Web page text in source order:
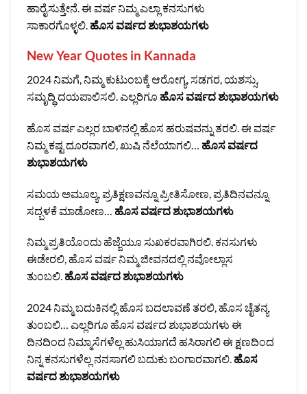
ಹಾರೈಸುತ್ತೇನೆ. ಈ ವರ್ಷ ನಿಮ್ಮ ಎಲ್ಲಾ ಕನಸುಗಳು
ಸಾಕಾರಗೊಳ್ಳಲಿ. ಹೊಸ ವರ್ಷದ ಶುಭಾಶಯಗಳು
New Year Quotes in Kannada
2024 ನಿಮಗೆ, ನಿಮ್ಮ ಕುಟುಂಬಕ್ಕೆ ಆರೋಗ್ಯ, ಸಡಗರ, ಯಶಸ್ಸು,
ಸಮೃದ್ಧಿ ದಯಪಾಲಿಸಲಿ. ಎಲ್ಲರಿಗೂ ಹೊಸ ವರ್ಷದ ಶುಭಾಶಯಗಳು
ಹೊಸ ವರ್ಷ ಎಲ್ಲರ ಬಾಳಿನಲ್ಲಿ ಹೊಸ ಹರುಷವನ್ನು ತರಲಿ. ಈ ವರ್ಷ
ನಿಮ್ಮ ಕಷ್ಟ ದೂರವಾಗಲಿ, ಖುಷಿ ನೆಲೆಯಾಗಲಿ… ಹೊಸ ವರ್ಷದ
ಶುಭಾಶಯಗಳು
ಸಮಯ ಅಮೂಲ್ಯ, ಪ್ರತಿಕ್ಷಣವನ್ನೂ ಪ್ರೀತಿಸೋಣ, ಪ್ರತಿದಿನವನ್ನೂ
ಸದ್ಬಳಕೆ ಮಾಡೋಣ… ಹೊಸ ವರ್ಷದ ಶುಭಾಶಯಗಳು
ನಿಮ್ಮ ಪ್ರತಿಯೊಂದು ಹೆಜ್ಜೆಯೂ ಸುಖಕರವಾಗಿರಲಿ. ಕನಸುಗಳು
ಈಡೇರಲಿ, ಹೊಸ ವರ್ಷ ನಿಮ್ಮ ಜೀವನದಲ್ಲಿ ನವೋಲ್ಲಾಸ
ತುಂಬಲಿ.ಹೊಸ ವರ್ಷದ ಶುಭಾಶಯಗಳು
2024 ನಿಮ್ಮ ಬದುಕಿನಲ್ಲಿ ಹೊಸ ಬದಲಾವಣೆ ತರಲಿ, ಹೊಸ ಚೈತನ್ಯ
ತುಂಬಲಿ… ಎಲ್ಲರಿಗೂ ಹೊಸ ವರ್ಷದ ಶುಭಾಶಯಗಳು ಈ
ದಿನದಿಂದ ನಿಮ್ಮಾಸೆಗಳೆಲ್ಲ ಹುಸಿಯಾಗದೆ ಹಸಿರಾಗಲಿ ಈ ಕ್ಷಣದಿಂದ
ನಿನ್ನ ಕನಸುಗಳೆಲ್ಲ ನನಸಾಗಲಿ ಬದುಕು ಬಂಗಾರವಾಗಲಿ.ಹೊಸ
ವರ್ಷದ ಶುಭಾಶಯಗಳು